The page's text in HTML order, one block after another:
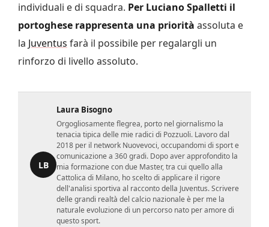
individuali e di squadra. Per Luciano Spalletti il
portoghese rappresenta una priorità assoluta e
la Juventus farà il possibile per regalargli un
rinforzo di livello assoluto.
LB
Laura Bisogno
Orgogliosamente flegrea, porto nel giornalismo la
tenacia tipica delle mie radici di Pozzuoli. Lavoro dal
2018 per il network Nuovevoci, occupandomi di sport e
comunicazione a 360 gradi. Dopo aver approfondito la
mia formazione con due Master, tra cui quello alla
Cattolica di Milano, ho scelto di applicare il rigore
dell'analisi sportiva al racconto della Juventus. Scrivere
delle grandi realtà del calcio nazionale è per me la
naturale evoluzione di un percorso nato per amore di
questo sport.